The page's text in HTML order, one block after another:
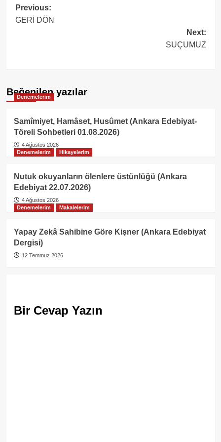
Post
navigation
Previous:
GERİ DÖN
Next:
SUÇUMUZ
Beğenilen yazılar
Denemelerim
Samîmiyet, Hamâset, Husûmet (Ankara Edebiyat-
Töreli Sohbetleri 01.08.2026)
4 Ağustos 2026
Denemelerim
Hikayelerim
Nutuk okuyanların ölenlere üstünlüğü (Ankara
Edebiyat 22.07.2026)
4 Ağustos 2026
Denemelerim
Makalelerim
Yapay Zekâ Sahibine Göre Kişner (Ankara Edebiyat
Dergisi)
12 Temmuz 2026
Bir Cevap Yazın